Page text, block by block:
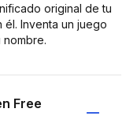
original de tu
Inventa un juego
Free